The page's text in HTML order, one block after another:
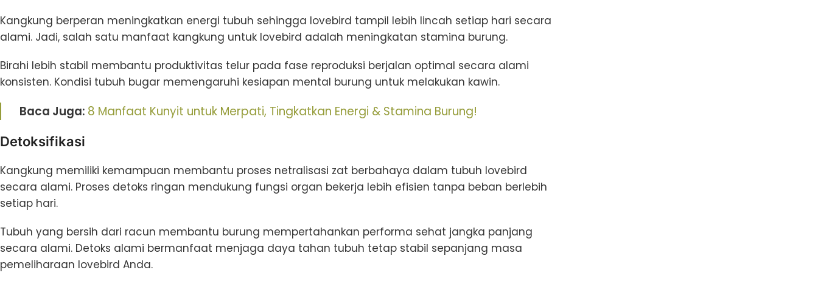
Kangkung berperan meningkatkan energi tubuh sehingga lovebird tampil lebih lincah setiap hari secara
alami. Jadi, salah satu manfaat kangkung untuk lovebird adalah meningkatan stamina burung.
Birahi lebih stabil membantu produktivitas telur pada fase reproduksi berjalan optimal secara alami
konsisten. Kondisi tubuh bugar memengaruhi kesiapan mental burung untuk melakukan kawin.
Baca Juga: 8 Manfaat Kunyit untuk Merpati, Tingkatkan Energi & Stamina Burung!
Detoksifikasi
Kangkung memiliki kemampuan membantu proses netralisasi zat berbahaya dalam tubuh lovebird
secara alami. Proses detoks ringan mendukung fungsi organ bekerja lebih efisien tanpa beban berlebih
setiap hari.
Tubuh yang bersih dari racun membantu burung mempertahankan performa sehat jangka panjang
secara alami. Detoks alami bermanfaat menjaga daya tahan tubuh tetap stabil sepanjang masa
pemeliharaan lovebird Anda.